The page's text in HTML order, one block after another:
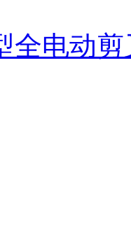
全电动